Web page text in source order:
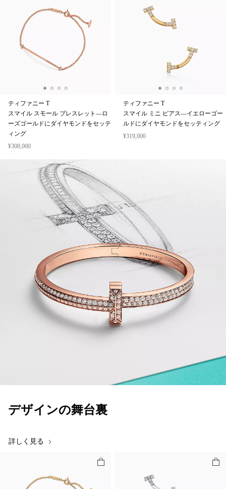
ティファニー T
スマイル スモール ブレスレット—ロ
ーズゴールドにダイヤモンドをセッテ
ィング
¥308,000
ティファニー T
スマイル ミニ ピアス—イエローゴー
ルドにダイヤモンドをセッティング
¥319,000
デザインの舞台裏
詳しく見る